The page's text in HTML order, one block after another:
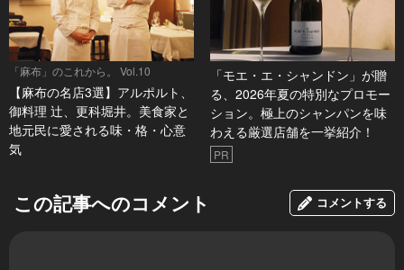
「麻布」のこれから。 Vol.10
【麻布の名店3選】アルポルト、
御料理 辻、更科堀井。美食家と
地元民に愛される味・格・心意
気
「モエ・エ・シャンドン」が贈
る、2026年夏の特別なプロモー
ション。極上のシャンパンを味
わえる厳選店舗を一挙紹介！
PR
この記事へのコメント コメントする